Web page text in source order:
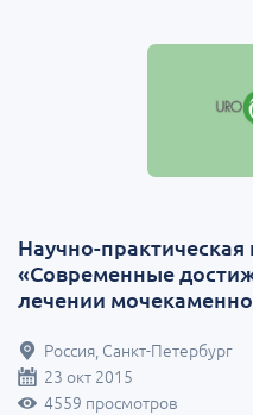
Научно-
«Cовременные
лечении
Россия, Санкт-Петербург
23 окт 2015
4559 просмотров